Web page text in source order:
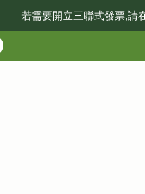
若需要開立三聯式發票,請